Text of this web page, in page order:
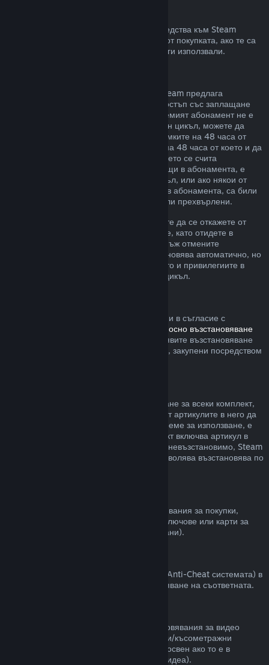
Може да изискате възстановяване на средства към Steam
портфейл в четиринадесет дневен срок от покупката, ако те са
били закупени в Steam и все още не сте ги използвали.
За някои видове съдържание и услуги Steam предлага
периодичен (напр. месечен, годишен) достъп със заплащане
чрез повтарящо таксуване. Ако подновяемият абонамент не е
използван по време на текущия платежен цикъл, можете да
поискате възстановяване на цената в рамките на 48 часа от
първоначалната покупка или в рамките на 48 часа от което и да
е автоматично подновяване. Съдържанието се счита
използвано, ако някоя от игрите, попадащи в абонамента, е
била играна през текущия платежен цикъл, или ако някои от
привилегиите или отстъпките, включени в абонамента, са били
използвани, изразходвани, променени или прехвърлени.
Моля, обърнете внимание, че Вие можете да се откажете от
даден активен абонамент по всяко време, като отидете в
. Щом веднъж отмените
абонамента си, той вече няма да се подновява автоматично, но
Вие ще запазите достъп до съдържанието и привилегиите в
него до края на Вашия текущ платежен цикъл.
В рамките на приемлив времеви период и в съгласие с
политиката относно възстановяване
, Вие можете да заявите възстановяване
на сумата за Steam хардуер и аксесоари, закупени посредством
Можете да получите пълно възстановяване за всеки комплект,
закупен в Steam магазина. Стига никой от артикулите в него да
не е бил прехвърлен и ако общото им време за използване, е
по-малко от два часа. Ако даден комплект включва артикул в
игра или сваляемо съдържание, което е невъзстановимо, Steam
ще Ви уведоми дали целия комплект позволява възстановява по
Valve не може да предостави възстановявания за покупки,
направени извън Steam (например, CD ключове или карти за
Steam портфейла закупени от трети страни).
Ако сте получили забрана от VAC (Valve Anti-Cheat системата) в
някоя игра, губите правото за възстановяване на съответната.
Неспособни сме да предлагаме възстановявания за видео
съдържание в Steam (пр. пълнометражни/късометражни
филми, сериали, епизоди и упътвания), освен ако то е в
комплект с други продукти (които не са видеа).